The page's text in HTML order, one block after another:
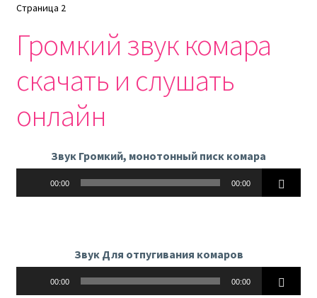
Страница 2
Громкий звук комара
скачать и слушать
онлайн
Звук Громкий, монотонный писк комара
00:00 00:00
Звук Для отпугивания комаров
00:00 00:00